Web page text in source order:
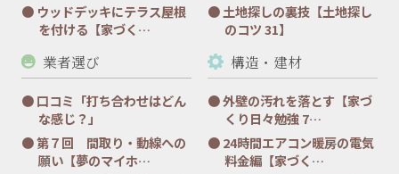
ウッドデッキにテラス屋根
を付ける【家づく…
土地探しの裏技【土地探し
のコツ 31】
業者選び
口コミ「打ち合わせはどん
な感じ？」
第７回 間取り・動線への
願い【夢のマイホ…
構造・建材
外壁の汚れを落とす【家づ
くり日々勉強 7…
24時間エアコン暖房の電気
料金編【家づく…